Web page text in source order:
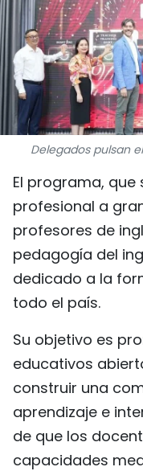
Delegados pulsan
El programa,
profesional a
profesores de
pedagogía del
dedicado a la
todo el país.
Su objetivo es
educativos
construir una
aprendizaje e
de que los
capacidades